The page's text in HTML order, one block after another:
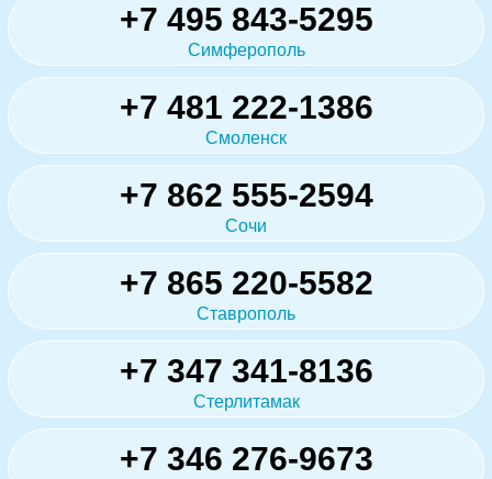
+7 495 843-5295
Симферополь
+7 481 222-1386
Смоленск
+7 862 555-2594
Сочи
+7 865 220-5582
Ставрополь
+7 347 341-8136
Стерлитамак
+7 346 276-9673